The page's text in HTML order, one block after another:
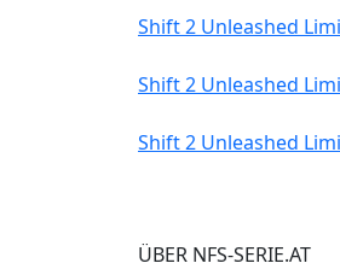
Shift 2 Unleashed
Shift 2 Unleashed
Shift 2 Unleashed
ÜBER NFS-SERIE.AT